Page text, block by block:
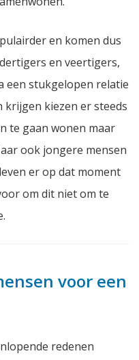
en komen dus
en veertigers,
een stukgelopen relatie
kiezen er steeds
te gaan wonen maar
ook jongere mensen
er op dat moment
om dit niet om te
voor een
redenen